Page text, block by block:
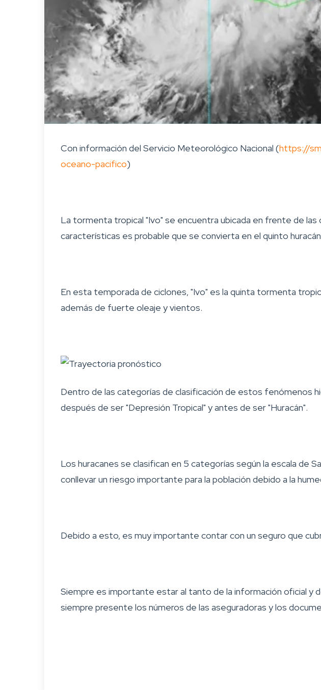
Con información del Servicio Meteorológico Nacional (https://
oceano-pacifico)
La tormenta tropical "Ivo" se encuentra ubicada en frente de
características es probable que se convierta en el quinto
En esta temporada de ciclones, "Ivo" es la quinta tormenta
además de fuerte oleaje y vientos.
Dentro de las categorías de clasificación de estos fenómenos
después de ser "Depresión Tropical" y antes de ser "Huracán".
Los huracanes se clasifican en 5 categorías según la escala
conllevar un riesgo importante para la población debido a la
Debido a esto, es muy importante contar con un seguro que
Siempre es importante estar al tanto de la información oficial y
siempre presente los números de las aseguradoras y los